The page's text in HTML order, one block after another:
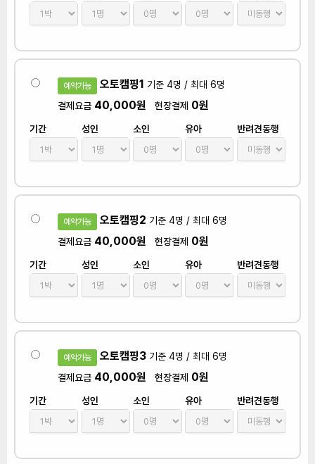
예약가능 오토캠핑1 기준 4명 / 최대 6명
결제요금 40,000원 현장결제 0원
기간 성인 소인 유아 반려견동행
예약가능 오토캠핑2 기준 4명 / 최대 6명
결제요금 40,000원 현장결제 0원
기간 성인 소인 유아 반려견동행
예약가능 오토캠핑3 기준 4명 / 최대 6명
결제요금 40,000원 현장결제 0원
기간 성인 소인 유아 반려견동행